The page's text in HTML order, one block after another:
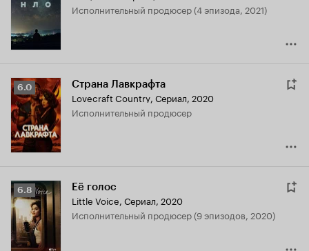
исполнительный продюсер (4 эпизода, 2021)
Рейтинг
Кинопоиска
6.0
6.0 Страна Лавкрафта
Lovecraft Country, Сериал, 2020
исполнительный продюсер
Рейтинг
Кинопоиска
6.8
6.8 Её голос
Little Voice, Сериал, 2020
исполнительный продюсер (9 эпизодов, 2020)